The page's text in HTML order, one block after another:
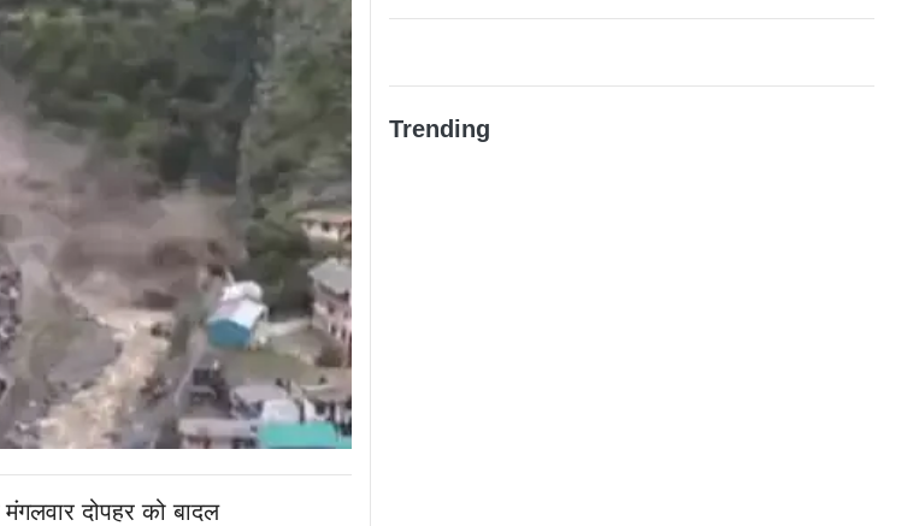
मंगलवार दोपहर को बादल
Trending